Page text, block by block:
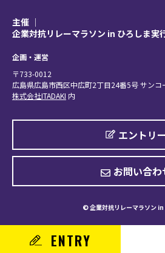
ENTRY
主催 │
企業対抗リレーマラソン in ひろしま実
企画・運営
〒733-0012
広島県広島市西区中広町2丁目24番5号 サンコ
株式会社ITADAKI 内
エントリー
お問い合わ
© 企業対抗リレーマラソン in